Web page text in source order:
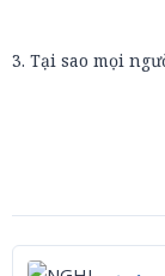
3. Tại sao mọi